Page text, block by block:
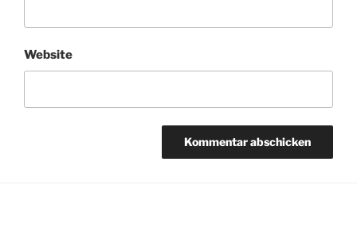
Website